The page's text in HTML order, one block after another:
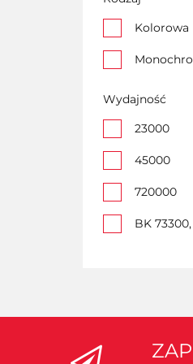
Kolorowa
Wydajność
23000
45000
720000
BK